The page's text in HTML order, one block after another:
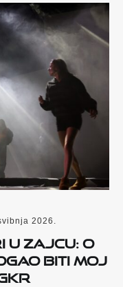
2026.
Zajcu: O
biti moj